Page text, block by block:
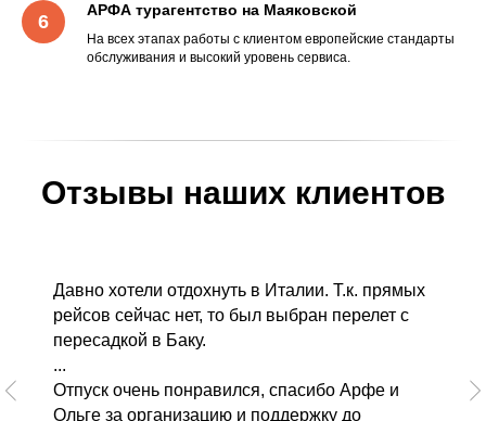
АРФА турагентство на Маяковской
На всех этапах работы с клиентом европейские стандарты
обслуживания и высокий уровень сервиса.
Отзывы наших клиентов
Давно хотели отдохнуть в Италии. Т.к. прямых
рейсов сейчас нет, то был выбран перелет с
пересадкой в Баку.
...
Отпуск очень понравился, спасибо Арфе и
Ольге за организацию и поддержку до